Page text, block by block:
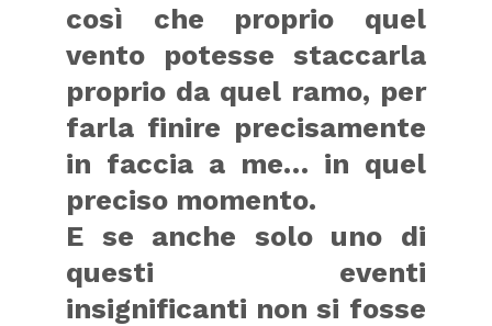
così che proprio quel
vento potesse staccarla
proprio da quel ramo, per
farla finire precisamente
in faccia a me… in quel
preciso momento.
E se anche solo uno di
questi eventi
insignificanti non si fosse